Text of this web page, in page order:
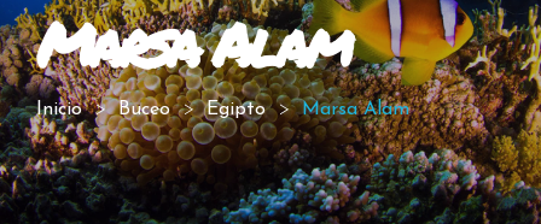
Marsa Alam
Inicio Buceo Egipto Marsa Alam